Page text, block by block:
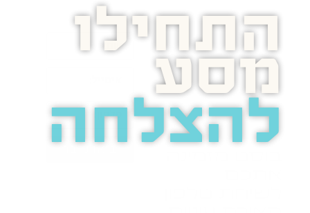
התחילו
מסע
להצלחה
בואו נדבר